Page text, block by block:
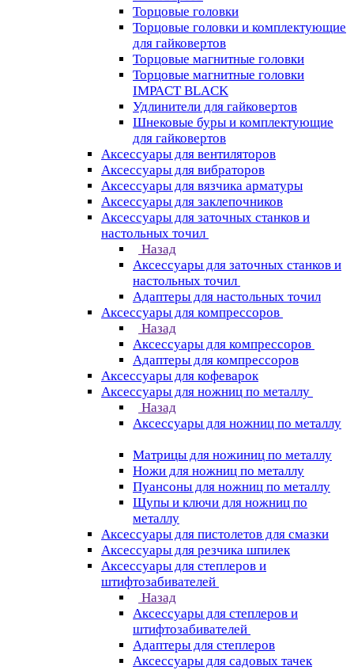
Торцовые головки
Торцовые головки и комплектующие
для гайковертов
Торцовые магнитные головки
Торцовые магнитные головки
IMPACT BLACK
Удлинители для гайковертов
Шнековые буры и комплектующие
для гайковертов
Аксессуары для вентиляторов
Аксессуары для вибраторов
Аксессуары для вязчика арматуры
Аксессуары для заклепочников
Аксессуары для заточных станков и
настольных точил
Назад
Аксессуары для заточных станков и
настольных точил
Адаптеры для настольных точил
Аксессуары для компрессоров
Назад
Аксессуары для компрессоров
Адаптеры для компрессоров
Аксессуары для кофеварок
Аксессуары для ножниц по металлу
Назад
Аксессуары для ножниц по металлу
Матрицы для ножиниц по металлу
Ножи для ножниц по металлу
Пуансоны для ножниц по металлу
Щупы и ключи для ножниц по
металлу
Аксессуары для пистолетов для смазки
Аксессуары для резчика шпилек
Аксессуары для степлеров и
штифтозабивателей
Назад
Аксессуары для степлеров и
штифтозабивателей
Адаптеры для степлеров
Аксессуары для садовых тачек